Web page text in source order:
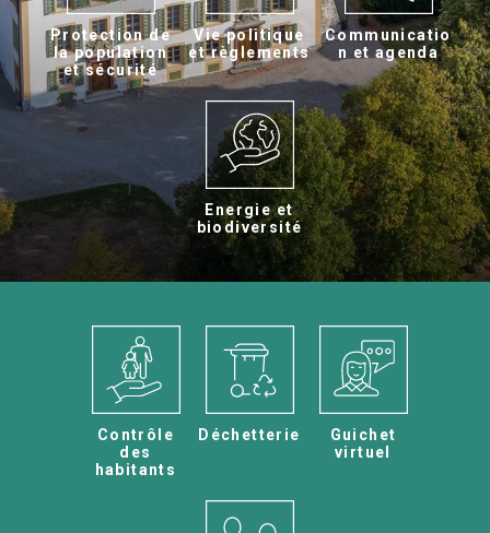
Protection de
la population
et sécurité
Vie politique
et règlements
Communicatio
n et agenda
Energie et
biodiversité
Contrôle
des
habitants
Déchetterie
Guichet
virtuel